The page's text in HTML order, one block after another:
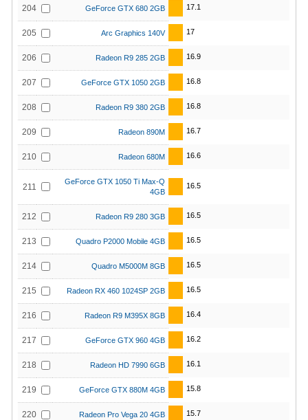
204 GeForce GTX 680 2GB 17.1
205 Arc Graphics 140V 17
206 Radeon R9 285 2GB 16.9
207 GeForce GTX 1050 2GB 16.8
208 Radeon R9 380 2GB 16.8
209 Radeon 890M 16.7
210 Radeon 680M 16.6
211
GeForce GTX 1050 Ti Max-Q
4GB
16.5
212 Radeon R9 280 3GB 16.5
213 Quadro P2000 Mobile 4GB 16.5
214 Quadro M5000M 8GB 16.5
215 Radeon RX 460 1024SP 2GB 16.5
216 Radeon R9 M395X 8GB 16.4
217 GeForce GTX 960 4GB 16.2
218 Radeon HD 7990 6GB 16.1
219 GeForce GTX 880M 4GB 15.8
220 Radeon Pro Vega 20 4GB 15.7